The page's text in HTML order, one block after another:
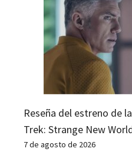
Reseña del estreno de
Trek: Strange New
7 de agosto de 2026